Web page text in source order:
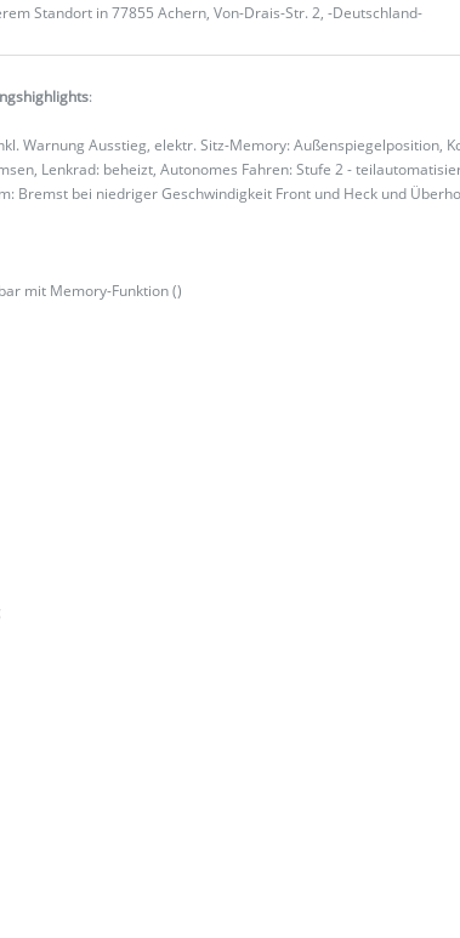
Standort in 77855 Achern, Von-Drais-Str. 2, -Deutschland-
:
Warnung Ausstieg, elektr. Sitz-Memory: Außenspiegelposition,
Lenkrad: beheizt, Autonomes Fahren: Stufe 2 -
Bremst bei niedriger Geschwindigkeit Front und Heck und
mit Memory-Funktion ()